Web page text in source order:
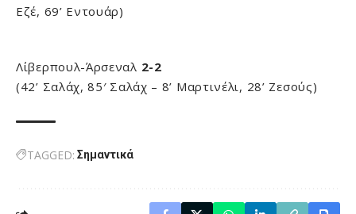
Εζέ, 69’ Εντουάρ)
Λίβερπουλ-Άρσεναλ 2-2
(42’ Σαλάχ, 85′ Σαλάχ – 8’ Μαρτινέλι, 28’ Ζεσούς)
TAGGED: Σημαντικά